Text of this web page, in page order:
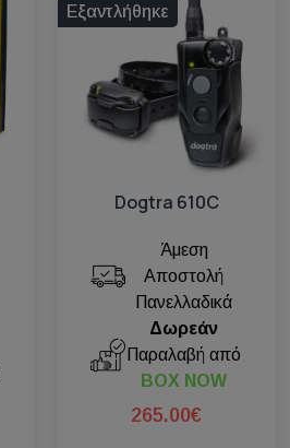
Εξαντλήθηκε
Dogtra 610C
Άμεση
Αποστολή
Πανελλαδικά
Δωρεάν
Παραλαβή από
BOX NOW
265.00€